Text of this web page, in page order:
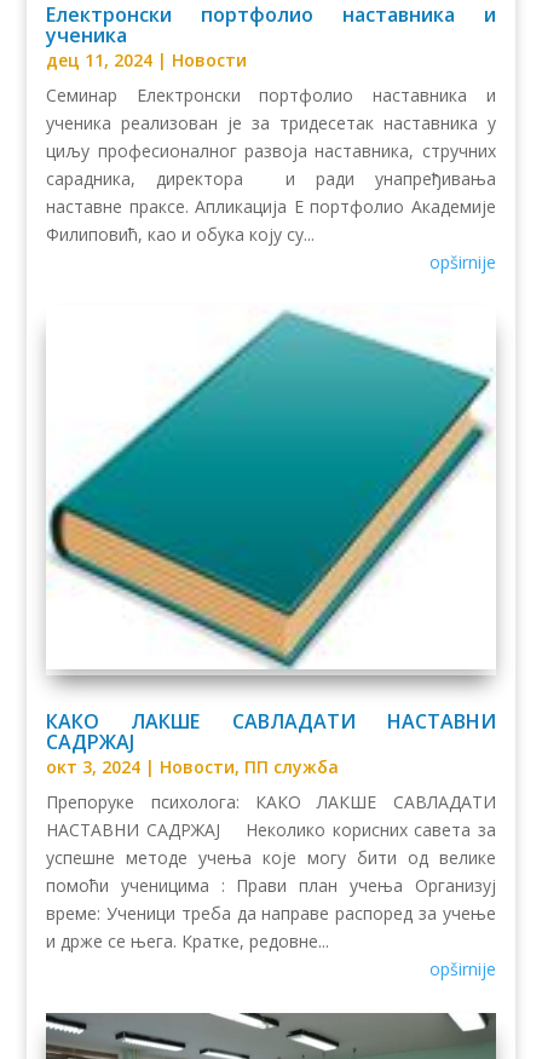
Електронски портфолио наставника и
ученика
дец 11, 2024 | Новости
Семинар Електронски портфолио наставника и
ученика реализован је за тридесетак наставника у
циљу професионалног развоја наставника, стручних
сарадника, директора и ради унапређивања
наставне праксе. Апликација Е портфолио Академије
Филиповић, као и обука коју су...
opširnije
КАКО ЛАКШЕ САВЛАДАТИ НАСТАВНИ
САДРЖАЈ
окт 3, 2024 | Новости, ПП служба
Препоруке психолога: КАКО ЛАКШЕ САВЛАДАТИ
НАСТАВНИ САДРЖАЈ Неколико корисних савета за
успешне методе учења које могу бити од велике
помоћи ученицима : Прави план учења Организуј
време: Ученици треба да направе распоред за учење
и држе се њега. Кратке, редовне...
opširnije